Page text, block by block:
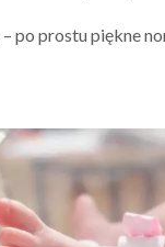
– po prostu piękne